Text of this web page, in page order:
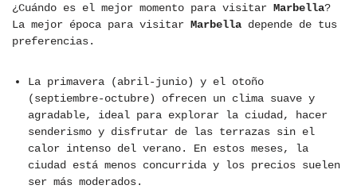
¿Cuándo es el mejor momento para visitar Marbella?
La mejor época para visitar Marbella depende de tus
preferencias.
La primavera (abril-junio) y el otoño
(septiembre-octubre) ofrecen un clima suave y
agradable, ideal para explorar la ciudad, hacer
senderismo y disfrutar de las terrazas sin el
calor intenso del verano. En estos meses, la
ciudad está menos concurrida y los precios suelen
ser más moderados.